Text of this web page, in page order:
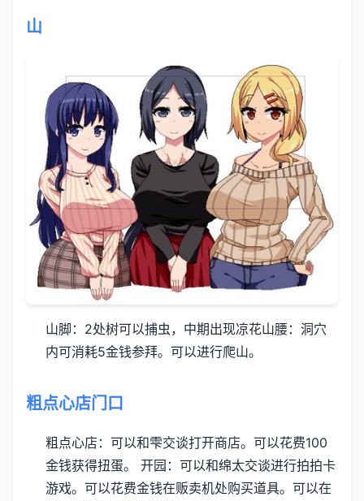
山
山脚：2处树可以捕虫，中期出现凉花山腰：洞穴
内可消耗5金钱参拜。可以进行爬山。
粗点心店门口
粗点心店：可以和雫交谈打开商店。可以花费100
金钱获得扭蛋。
开园：可以和绵太交谈进行拍拍卡
游戏。可以花费金钱在贩卖机处购买道具。可以在